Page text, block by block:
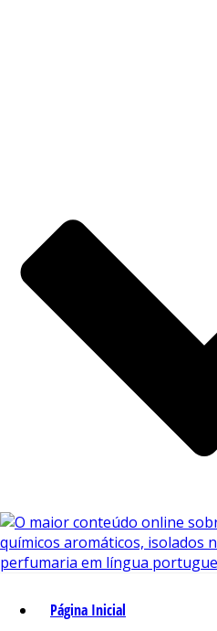
Página Inicial